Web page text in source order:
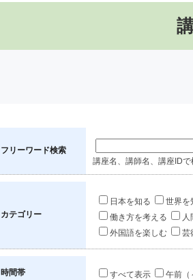
フリーワード検索
講座名、講師名、講座IDで
カテゴリー
日本を知る
世界を
働き方を考える
人
外国語を楽しむ
芸
時間帯 すべて表示 午前（